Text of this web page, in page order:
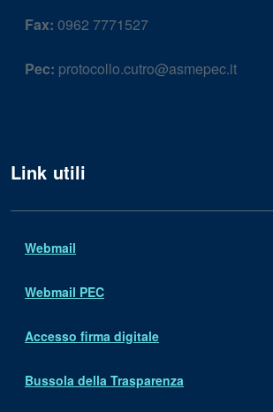
Fax: 0962 7771527
Pec: protocollo.cutro@asmepec.it
Link utili
Webmail
Webmail PEC
Accesso firma digitale
Bussola della Trasparenza